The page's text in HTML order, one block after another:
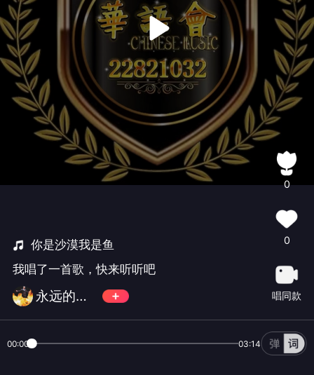
你是沙漠我是鱼
我唱了一首歌，快来听听吧
永远的天王👑華語會✨元老
0
0
唱同款
00:00 03:14